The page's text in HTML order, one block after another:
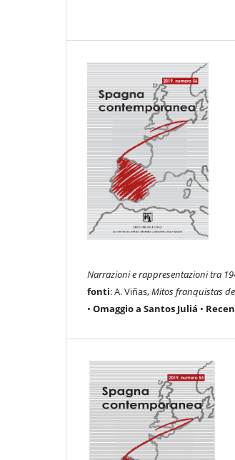
Narrazioni e rappresentazioni tra
fonti: A. Viñas,Mitos franquistas
• Omaggio a Santos Juliá •